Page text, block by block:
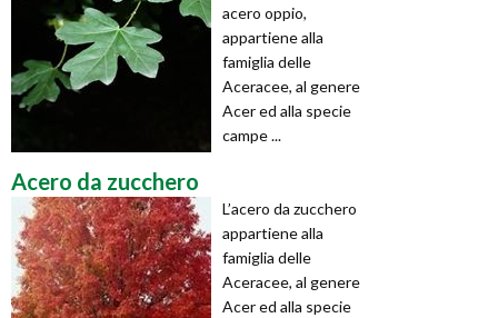
acero oppio,
appartiene alla
famiglia delle
Aceracee, al genere
Acer ed alla specie
campe ...
Acero da zucchero
L’acero da zucchero
appartiene alla
famiglia delle
Aceracee, al genere
Acer ed alla specie